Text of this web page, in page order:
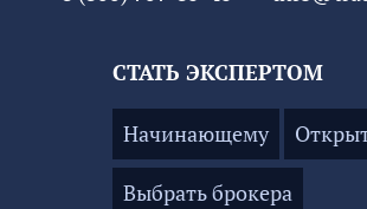
СТАТЬ ЭКСПЕРТОМ
Начинающему
Выбрать брокера